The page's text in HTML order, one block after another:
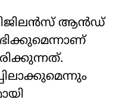
വിജിലൻസ് ആൻഡ്